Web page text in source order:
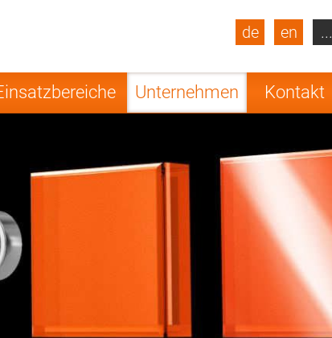
Unternehmen Kontakt
de en
Turkey
Norway
Netherlands
...